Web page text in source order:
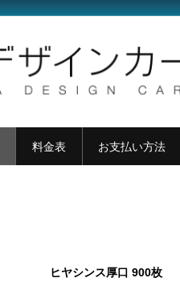
料金表 お支払い方法
ヒヤシンス厚口 900枚